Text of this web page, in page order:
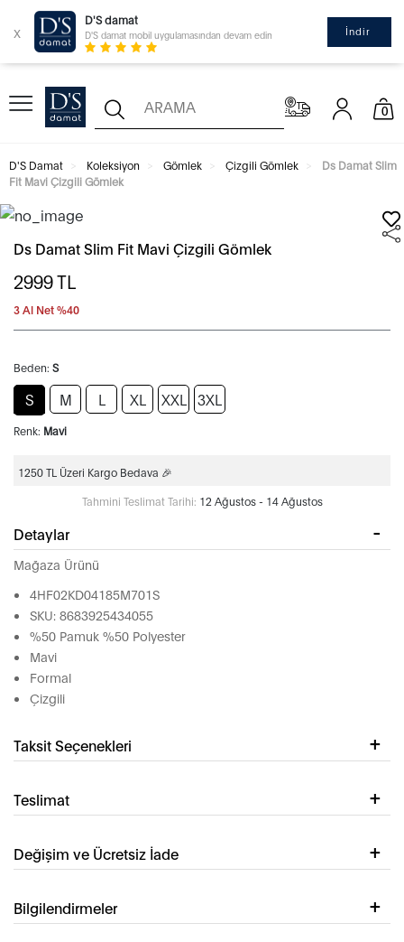
x
D'S damat
D'S damat mobil uygulamasından devam edin İndir
0
D'S Damat Koleksiyon Gömlek Çizgili Gömlek
Ds Damat Slim
Fit Mavi Çizgili Gömlek
Ds Damat Slim Fit Mavi Çizgili Gömlek
2999TL
3 Al Net %40
Beden: S
S M L XL XXL 3XL
Renk: Mavi
1250 TL Üzeri Kargo Bedava 🎉
Tahmini Teslimat Tarihi: 12 Ağustos - 14 Ağustos
Detaylar
Mağaza Ürünü
4HF02KD04185M701S
SKU: 8683925434055
%50 Pamuk %50 Polyester
Mavi
Formal
Çizgili
Taksit Seçenekleri
Teslimat
Değişim ve Ücretsiz İade
Bilgilendirmeler